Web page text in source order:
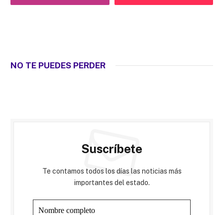
NO TE PUEDES PERDER
Suscríbete
Te contamos todos los días las noticias más
importantes del estado.